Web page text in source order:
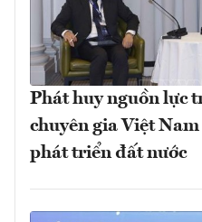
Phát huy nguồn lực
chuyên gia Việt
phát triển đất nước